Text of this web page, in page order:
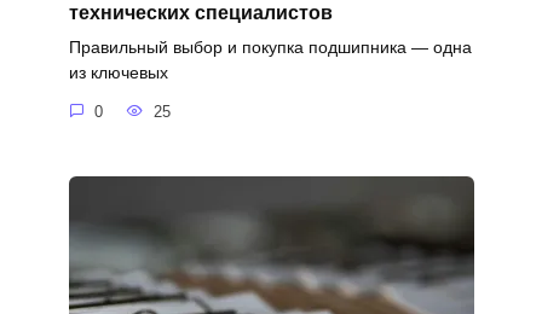
технических специалистов
Правильный выбор и покупка подшипника — одна
из ключевых
0 25